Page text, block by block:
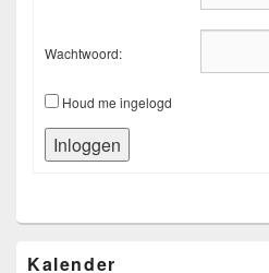
Wachtwoord:
Houd me ingelogd
Inloggen
Kalender